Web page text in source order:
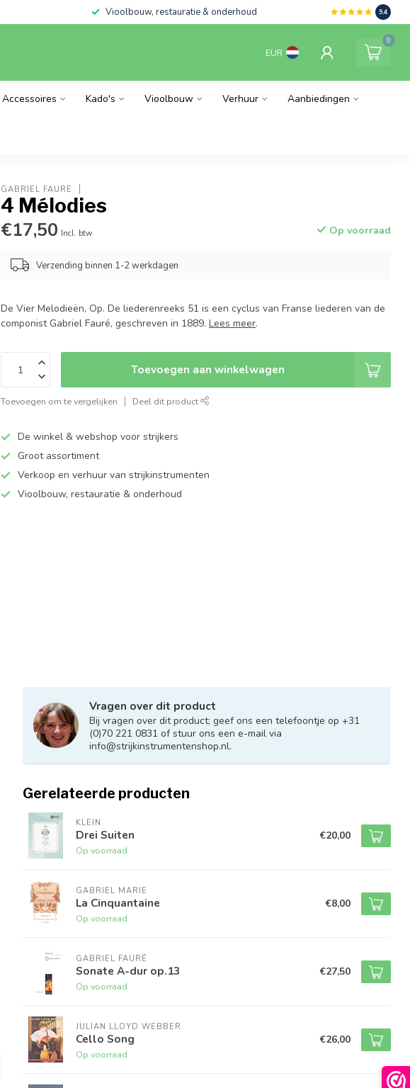
Vioolbouw, restauratie & onderhoud 9.4
EUR
0
Accessoires Kado's Vioolbouw Verhuur Aanbiedingen
GABRIEL FAURÉ
4 Mélodies
€17,50 Incl. btw Op voorraad
Verzending binnen 1-2 werkdagen
De Vier Melodieën, Op. De liederenreeks 51 is een cyclus van Franse liederen van de
componist Gabriel Fauré, geschreven in 1889.Lees meer.
Toevoegen aan winkelwagen
Toevoegen om te vergelijken Deel dit product
De winkel & webshop voor strijkers
Groot assortiment
Verkoop en verhuur van strijkinstrumenten
Vioolbouw, restauratie & onderhoud
Vragen over dit product
Bij vragen over dit product; geef ons een telefoontje op +31
(0)70 221 0831 of stuur ons een e-mail via
info@strijkinstrumentenshop.nl.
Gerelateerde producten
KLEIN
Drei Suiten
Op voorraad
€20,00
GABRIEL MARIE
La Cinquantaine
Op voorraad
€8,00
GABRIEL FAURÉ
Sonate A-dur op.13
Op voorraad
€27,50
JULIAN LLOYD WEBBER
Cello Song
Op voorraad
€26,00